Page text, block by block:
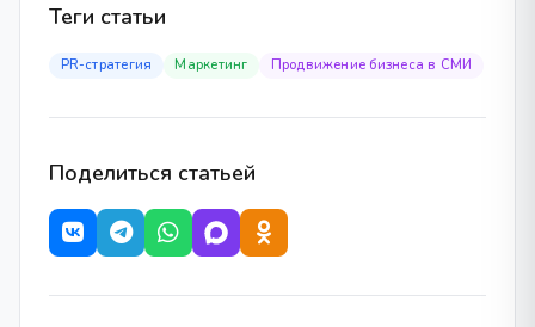
Теги статьи
PR-стратегия Маркетинг Продвижение бизнеса в СМИ
Поделиться статьей